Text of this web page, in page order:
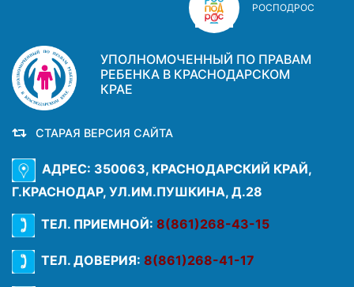
РОСПОДРОС
УПОЛНОМОЧЕННЫЙ ПО ПРАВАМ
РЕБЕНКА В КРАСНОДАРСКОМ
КРАЕ
СТАРАЯ ВЕРСИЯ САЙТА
АДРЕС: 350063, КРАСНОДАРСКИЙ КРАЙ,
Г.КРАСНОДАР, УЛ.ИМ.ПУШКИНА, Д.28
ТЕЛ. ПРИЕМНОЙ: 8(861)268-43-15
ТЕЛ. ДОВЕРИЯ: 8(861)268-41-17